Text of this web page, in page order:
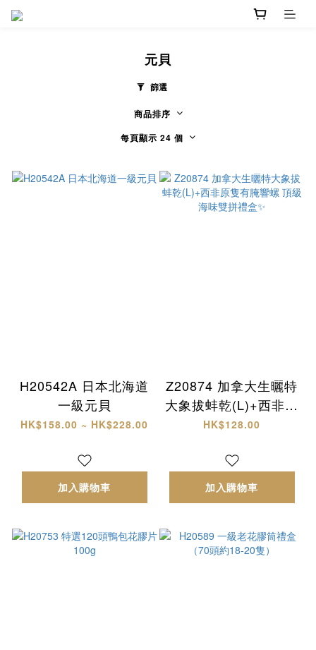
元貝
篩選
商品排序
每頁顯示 24 個
H20542A 日本北海道
一級元貝
HK$158.00 ~ HK$228.00
加入購物車
Z20874 加拿大生曬特
大象拔蚌乾(L)+西非原
隻有腌響螺 頂級海味
HK$128.00
加入購物車